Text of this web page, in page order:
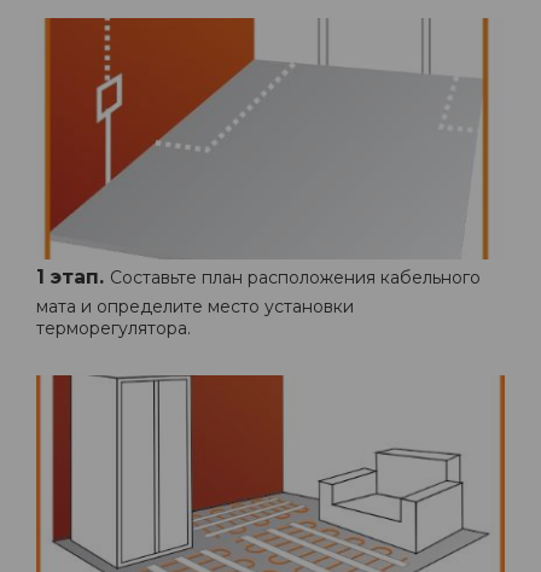
1 этап. Составьте план расположения кабельного
мата и определите место установки
терморегулятора.